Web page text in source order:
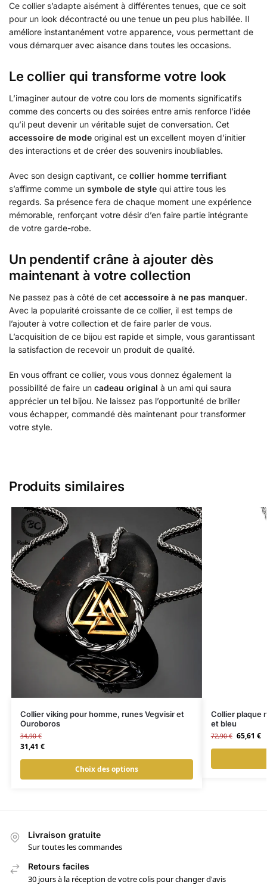
Ce collier s’adapte aisément à différentes tenues, que ce soit
pour un look décontracté ou une tenue un peu plus habillée. Il
améliore instantanément votre apparence, vous permettant de
vous démarquer avec aisance dans toutes les occasions.
Le collier qui transforme votre look
L’imaginer autour de votre cou lors de moments significatifs
comme des concerts ou des soirées entre amis renforce l’idée
qu’il peut devenir un véritable sujet de conversation. Cet
accessoire de mode original est un excellent moyen d’initier
des interactions et de créer des souvenirs inoubliables.
Avec son design captivant, ce collier homme terrifiant
s’affirme comme un symbole de style qui attire tous les
regards. Sa présence fera de chaque moment une expérience
mémorable, renforçant votre désir d’en faire partie intégrante
de votre garde-robe.
Un pendentif crâne à ajouter dès
maintenant à votre collection
Ne passez pas à côté de cet accessoire à ne pas manquer.
Avec la popularité croissante de ce collier, il est temps de
l’ajouter à votre collection et de faire parler de vous.
L’acquisition de ce bijou est rapide et simple, vous garantissant
la satisfaction de recevoir un produit de qualité.
En vous offrant ce collier, vous vous donnez également la
possibilité de faire un cadeau original à un ami qui saura
apprécier un tel bijou. Ne laissez pas l’opportunité de briller
vous échapper, commandé dès maintenant pour transformer
votre style.
Produits similaires
Collier viking pour homme, runes Vegvisir et
Ouroboros
34,90€
31,41 €
Choix des options
Collier plaque
et bleu
72,90€ 65,61 €
Livraison gratuite
Sur toutes les commandes
Retours faciles
30 jours à la réception de votre colis pour changer d'avis